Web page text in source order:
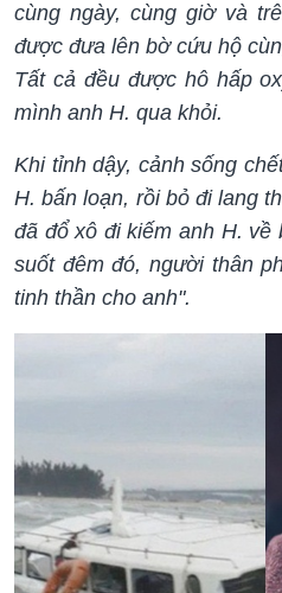
cùng ngày, cùng giờ và
được đưa lên bờ cứu hộ
Tất cả đều được hô hấp
mình anh H. qua khỏi.
Khi tỉnh dậy, cảnh sống
H. bấn loạn, rồi bỏ đi lang
đã đổ xô đi kiếm anh H. về
suốt đêm đó, người thân
tinh thần cho anh".